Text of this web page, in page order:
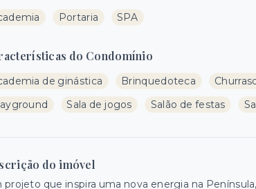
Portaria SPA
do Condomínio
de ginástica Brinquedoteca
Sala de jogos Salão de festas
do imóvel
projeto que inspira uma nova energia na